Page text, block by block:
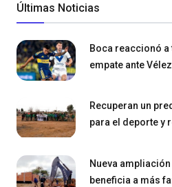
Últimas Noticias
Boca reaccionó
empate ante
Recuperan un
para el deporte y
Nueva
beneficia a más